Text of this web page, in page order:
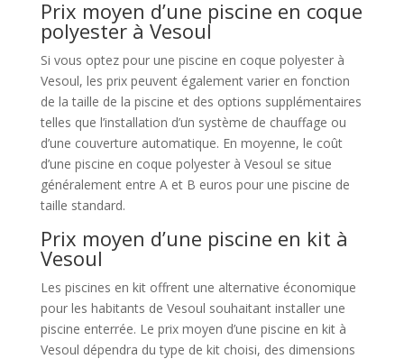
Prix moyen d’une piscine en coque
polyester à Vesoul
Si vous optez pour une piscine en coque polyester à
Vesoul, les prix peuvent également varier en fonction
de la taille de la piscine et des options supplémentaires
telles que l’installation d’un système de chauffage ou
d’une couverture automatique. En moyenne, le coût
d’une piscine en coque polyester à Vesoul se situe
généralement entre A et B euros pour une piscine de
taille standard.
Prix moyen d’une piscine en kit à
Vesoul
Les piscines en kit offrent une alternative économique
pour les habitants de Vesoul souhaitant installer une
piscine enterrée. Le prix moyen d’une piscine en kit à
Vesoul dépendra du type de kit choisi, des dimensions